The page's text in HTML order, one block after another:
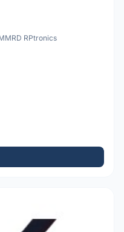
RPtronics